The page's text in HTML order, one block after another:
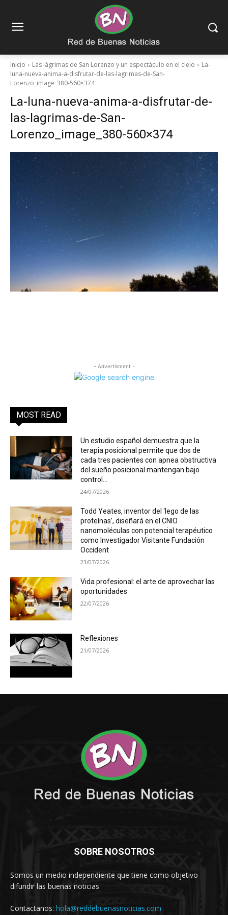
Inicio Las lágrimas de San Lorenzo y un espectáculo en el cielo
La-
luna-nueva-anima-a-disfrutar-de-las-lagrimas-de-San-
Lorenzo_image_380-560×374
La-luna-nueva-anima-a-disfrutar-de-
las-lagrimas-de-San-
Lorenzo_image_380-560×374
- Advertisment -
MOST READ
Un estudio español demuestra que la
terapia posicional permite que dos de
cada tres pacientes con apnea obstructiva
del sueño posicional mantengan bajo
control...
24/07/2026
Todd Yeates, inventor del ‘lego de las
proteínas’, diseñará en el CNIO
nanomoléculas con potencial terapéutico
como Investigador Visitante Fundación
Occident
23/07/2026
Vida profesional: el arte de aprovechar las
oportunidades
22/07/2026
Reflexiones
21/07/2026
SOBRE NOSOTROS
Somos un medio independiente que tiene como objetivo
difundir las buenas noticias
Contactanos: hola@reddebuenasnoticias.com